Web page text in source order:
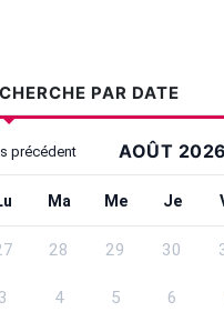
PAR DATE
Tab pour atteindre les
précédent AOÛT 2026
par date - Août 2026
LundiMa MardiMeMercredi
JeJeudi
28 29 30
4 5 6